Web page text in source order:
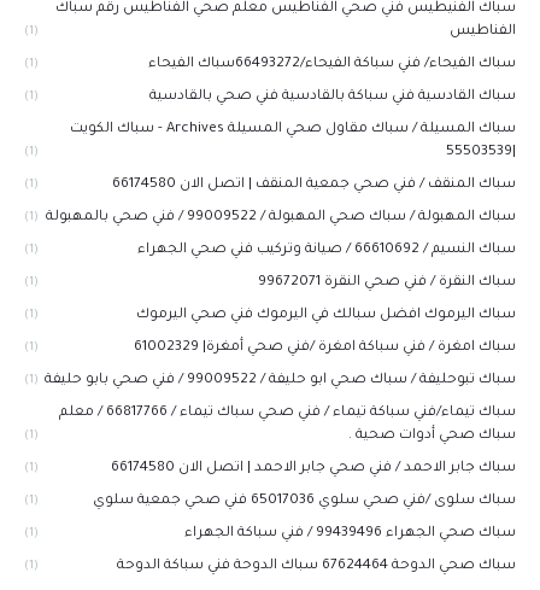
سباك الفنيطيس فني صحي الفناطيس معلم صحي الفناطيس رقم سباك
الفناطيس
(1)
سباك الفيحاء/ فني سباكة الفيحاء/66493272سباك الفيحاء (1)
سباك القادسية فني سباكة بالقادسية فني صحي بالقادسية (1)
سباك المسيلة / سباك مقاول صحي المسيلة Archives - سباك الكويت
(1)
سباك المنقف / فني صحي جمعية المنقف | اتصل الان 66174580 (1)
سباك المهبولة / سباك صحي المهبولة / 99009522 / فني صحي بالمهبولة (1)
سباك النسيم / 66610692 / صيانة وتركيب فني صحي الجهراء (1)
سباك النقرة / فني صحي النقرة 99672071 (1)
سباك اليرموك افضل سبالك في اليرموك فني صحي اليرموك (1)
سباك امغرة / فني سباكة امغرة /فني صحي أمغرة| 61002329 (1)
سباك تبوحليفة / سباك صحي ابو حليفة / 99009522 / فني صحي بابو حليفة (1)
سباك تيماء/فني سباكة تيماء / فني صحي سباك تيماء / 66817766 / معلم
سباك صحي أدوات صحية .
(1)
سباك جابر الاحمد / فني صحي جابر الاحمد | اتصل الان 66174580 (1)
سباك سلوى /فني صحي سلوي 65017036 فني صحي جمعية سلوي (1)
سباك صحي الجهراء 99439496 / فني سباكة الجهراء (1)
سباك صحي الدوحة 67624464 سباك الدوحة فني سباكة الدوحة (1)